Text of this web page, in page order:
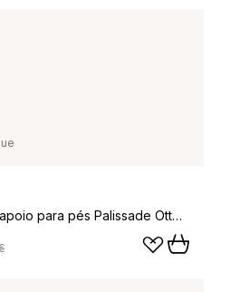
Banco de apoio para pés Palissade Ottoman, Anthracite